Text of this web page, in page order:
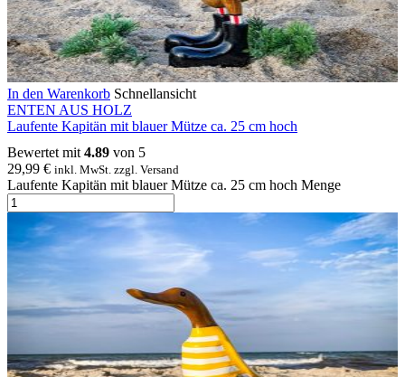
In den Warenkorb Schnellansicht
ENTEN AUS HOLZ
Laufente Kapitän mit blauer Mütze ca. 25 cm hoch
Bewertet mit 4.89 von 5
29,99 € inkl. MwSt. zzgl. Versand
Laufente Kapitän mit blauer Mütze ca. 25 cm hoch Menge